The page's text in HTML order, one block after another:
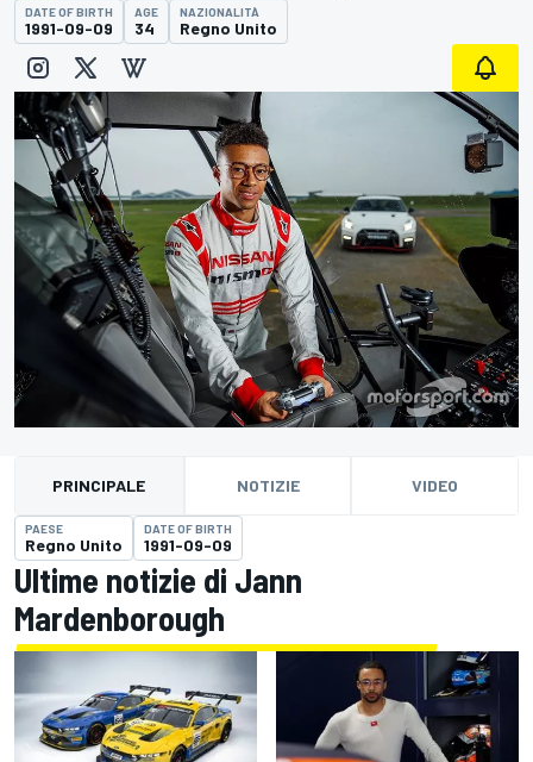
DATE OF BIRTH
1991-09-09
AGE
34
NAZIONALITÀ
Regno Unito
PRINCIPALE NOTIZIE VIDEO
PAESE
Regno Unito
DATE OF BIRTH
1991-09-09
Ultime notizie di Jann
Mardenborough